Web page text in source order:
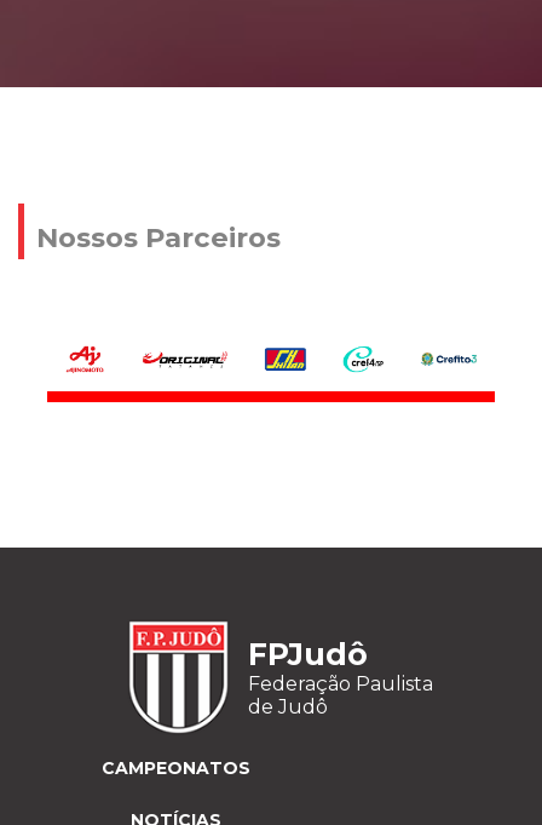
Nossos Parceiros
FPJudô
Federação Paulista
de Judô
CAMPEONATOS
NOTÍCIAS